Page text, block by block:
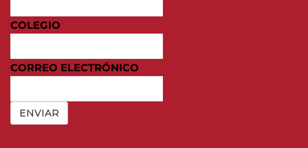
COLEGIO
CORREO ELECTRÓNICO
ENVIAR